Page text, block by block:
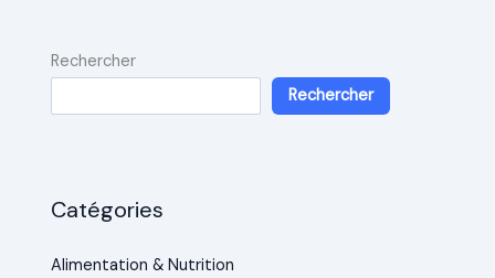
Rechercher
Rechercher
Catégories
Alimentation & Nutrition